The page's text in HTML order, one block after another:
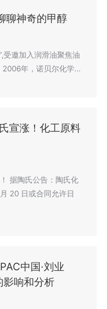
聊神奇的甲醇
受邀加入润滑油聚焦油
2006年，诺贝尔化学…
宣涨！化工原料
据陶氏公告：陶氏化
20 日或合同允许日
中国·刘业
影响和分析